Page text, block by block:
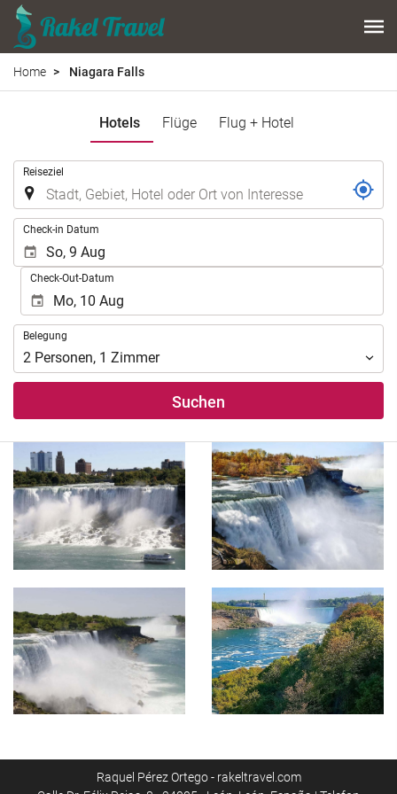
Home Niagara Falls
Hotels Flüge Flug + Hotel
Reiseziel
Check-in Datum
Check-Out-Datum
Belegung
Belegung
2 Personen, 1 Zimmer
Suchen
Raquel Pérez Ortego - rakeltravel.com